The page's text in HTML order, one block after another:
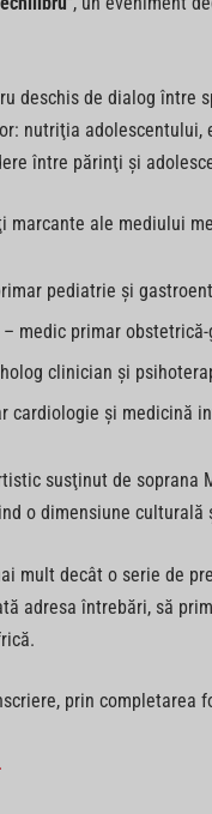
deschis de dialog
nutriţia
între părinţi şi
marcante ale mediului
pediatrie şi
medic primar
clinician şi
cardiologie şi medicină
susţinut de soprana
o dimensiune
mult decât o serie de
adresa întrebări, să
prin completarea